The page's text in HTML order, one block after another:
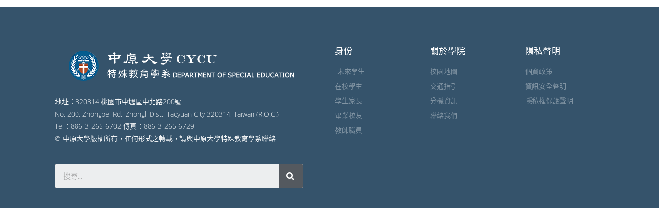
地址：320314 桃園市中壢區中北路200號
No. 200, Zhongbei Rd., Zhongli Dist., Taoyuan City 320314, Taiwan (R.O.C.)
Tel：886-3-265-6702 傳真：886-3-265-6729
© 中原大學版權所有，任何形式之轉載，請與中原大學特殊教育學系聯絡
身份
未來學生
在校學生
學生家長
畢業校友
教師職員
關於學院
校園地圖
交通指引
分機資訊
聯絡我們
隱私聲明
個資政策
資訊安全聲明
隱私權保護聲明